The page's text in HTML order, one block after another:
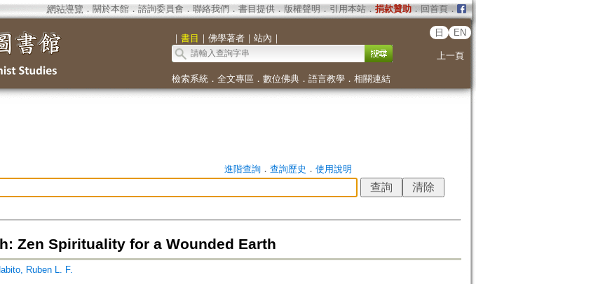
網站導覽 ． 關於本館． 諮詢委員會． 聯絡我們 ． 書目提供． 版權聲明 ． 引用本站． 捐款贊助．回首頁．
｜ 書目 ｜ 佛學著者｜ 站內 ｜
日 EN
上一頁
檢索系統． 全文專區 ． 數位佛典． 語言教學． 相關連結
進階查詢． 查詢歷史 ． 使用說明
Zen Spirituality for a Wounded Earth
Ruben L. F.